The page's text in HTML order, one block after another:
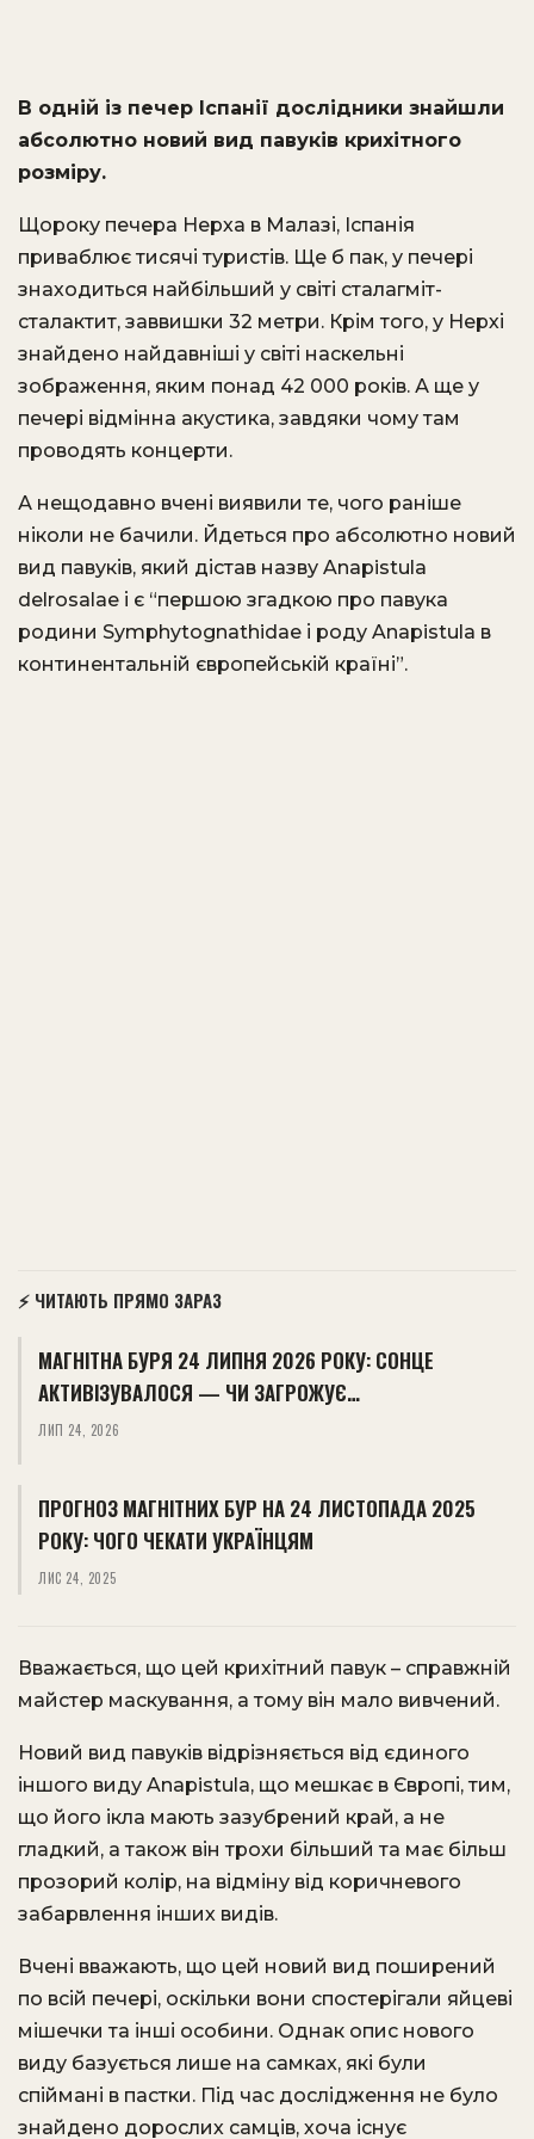
В одній із печер Іспанії дослідники знайшли
абсолютно новий вид павуків крихітного
розміру.
Щороку печера Нерха в Малазі, Іспанія
приваблює тисячі туристів. Ще б пак, у печері
знаходиться найбільший у світі сталагміт-
сталактит, заввишки 32 метри. Крім того, у Нерхі
знайдено найдавніші у світі наскельні
зображення, яким понад 42 000 років. А ще у
печері відмінна акустика, завдяки чому там
проводять концерти.
А нещодавно вчені виявили те, чого раніше
ніколи не бачили. Йдеться про абсолютно новий
вид павуків, який дістав назву Anapistula
delrosalae і є “першою згадкою про павука
родини Symphytognathidae і роду Anapistula в
континентальній європейській країні”.
⚡ ЧИТАЮТЬ ПРЯМО ЗАРАЗ
МАГНІТНА БУРЯ 24 ЛИПНЯ 2026 РОКУ: СОНЦЕ
АКТИВІЗУВАЛОСЯ — ЧИ ЗАГРОЖУЄ…
ЛИП 24, 2026
ПРОГНОЗ МАГНІТНИХ БУР НА 24 ЛИСТОПАДА 2025
РОКУ: ЧОГО ЧЕКАТИ УКРАЇНЦЯМ
ЛИС 24, 2025
Вважається, що цей крихітний павук – справжній
майстер маскування, а тому він мало вивчений.
Новий вид павуків відрізняється від єдиного
іншого виду Anapistula, що мешкає в Європі, тим,
що його ікла мають зазубрений край, а не
гладкий, а також він трохи більший та має більш
прозорий колір, на відміну від коричневого
забарвлення інших видів.
Вчені вважають, що цей новий вид поширений
по всій печері, оскільки вони спостерігали яйцеві
мішечки та інші особини. Однак опис нового
виду базується лише на самках, які були
спіймані в пастки. Під час дослідження не було
знайдено дорослих самців, хоча існує